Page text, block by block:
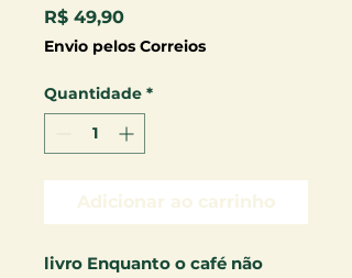
R$ 49,90Preço
Envio pelos Correios
Quantidade *
Adicionar ao carrinho
livro Enquanto o café não